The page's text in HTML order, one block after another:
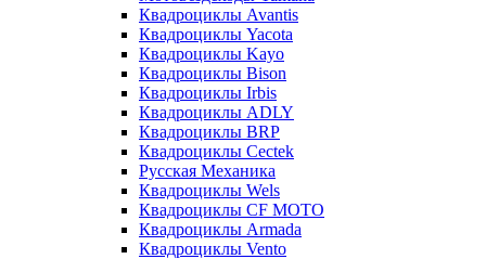
Квадроциклы Avantis
Квадроциклы Yacota
Квадроциклы Kayo
Квадроциклы Bison
Квадроциклы Irbis
Квадроциклы ADLY
Квадроциклы BRP
Квадроциклы Cectek
Русская Механика
Квадроциклы Wels
Квадроциклы CF MOTO
Квадроциклы Armada
Квадроциклы Vento